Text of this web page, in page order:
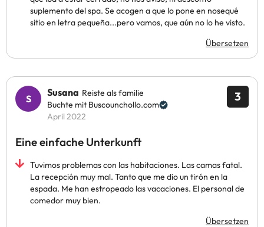
suplemento del spa. Se acogen a que lo pone en nosequé
sitio en letra pequeña...pero vamos, que aún no lo he visto.
Übersetzen
3
Susana Reiste als familie
Buchte mit Buscounchollo.com
April 2022
Eine einfache Unterkunft
Tuvimos problemas con las habitaciones. Las camas fatal.
La recepción muy mal. Tanto que me dio un tirón en la
espada. Me han estropeado las vacaciones. El personal de
comedor muy bien.
Übersetzen